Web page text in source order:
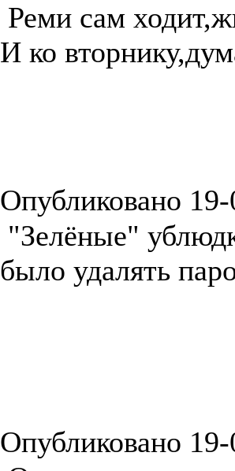
Реми сам
И ко
Опубликовано
"Зелёные"
было удалять
Опубликовано